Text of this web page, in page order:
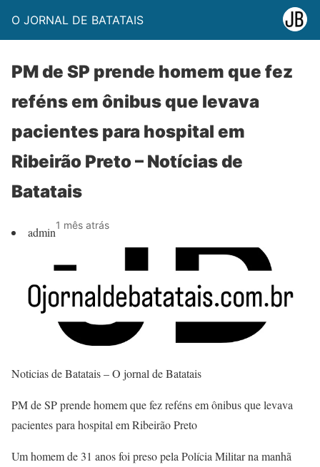
O JORNAL DE BATATAIS
PM de SP prende homem que fez
reféns em ônibus que levava
pacientes para hospital em
Ribeirão Preto – Notícias de
Batatais
admin1 mês atrás
Noticias de Batatais – O jornal de Batatais
PM de SP prende homem que fez reféns em ônibus que levava
pacientes para hospital em Ribeirão Preto
Um homem de 31 anos foi preso pela Polícia Militar na manhã